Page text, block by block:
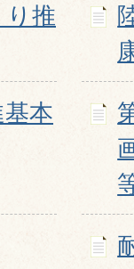
り推
本